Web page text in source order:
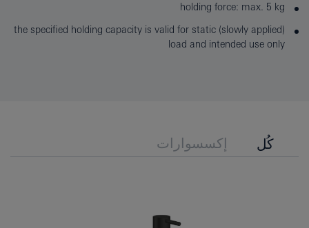
holding force: max. 5 kg
the specified holding capacity is valid for static (slowly applied)
load and intended use only
كُل إكسسوارات